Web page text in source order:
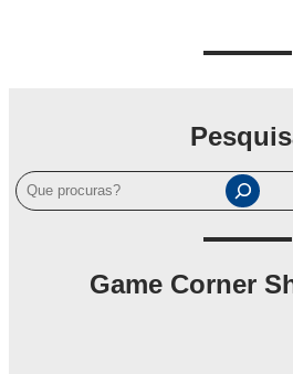
P
e
Game Corner